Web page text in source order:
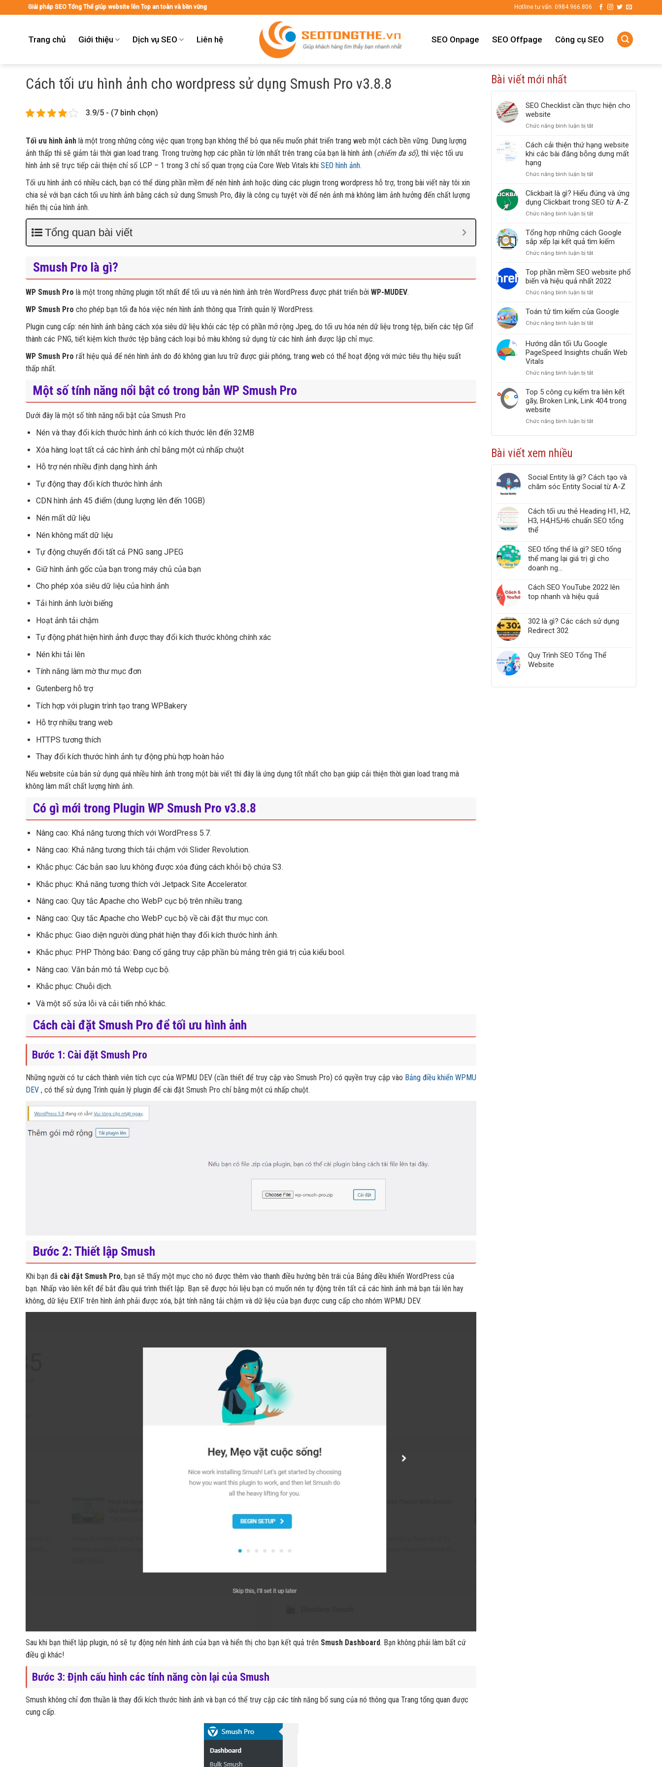
Giải pháp SEO Tổng Thể giúp website lên Top an toàn và bền vững Hotline tư vấn: 0984.966.806
Trang chủ Giới thiệu Dịch vụ SEO Liên hệ SEO Onpage SEO Offpage Công cụ SEO
Cách tối ưu hình ảnh cho wordpress sử dụng Smush Pro v3.8.8
3.9/5 - (7 bình chọn)
Tối ưu hình ảnh là một trong những công việc quan trọng bạn không thể bỏ qua nếu muốn phát triển trang web một cách bền vững. Dung lượng
ảnh thấp thì sẽ giảm tải thời gian load trang. Trong trường hợp các phần từ lớn nhất trên trang của bạn là hình ảnh (chiếm đa số), thì việc tối ưu
hình ảnh sẽ trực tiếp cải thiện chỉ số LCP – 1 trong 3 chỉ số quan trọng của Core Web Vitals khi SEO hình ảnh.
Tối ưu hình ảnh có nhiều cách, bạn có thể dùng phần mềm để nén hình ảnh hoặc dùng các plugin trong wordpress hỗ trợ, trong bài viết này tôi xin
chia sẻ với bạn cách tối ưu hình ảnh bằng cách sử dung Smush Pro, đây là công cụ tuyệt vời để nén ảnh mà không làm ảnh hưởng đến chất lượng
hiển thị của hình ảnh.
Tổng quan bài viết
Smush Pro là gì?
WP Smush Pro là một trong những plugin tốt nhất để tối ưu và nén hình ảnh trên WordPress được phát triển bởi WP-MUDEV.
WP Smush Pro cho phép bạn tối đa hóa việc nén hình ảnh thông qua Trình quản lý WordPress.
Plugin cung cấp: nén hình ảnh bằng cách xóa siêu dữ liệu khỏi các tệp có phần mở rộng Jpeg, do tối ưu hóa nén dữ liệu trong tệp, biến các tệp Gif
thành các PNG, tiết kiệm kích thước tệp bằng cách loại bỏ màu không sử dụng từ các hình ảnh được lập chỉ mục.
WP Smush Pro rất hiệu quả để nén hình ảnh do đó không gian lưu trữ được giải phóng, trang web có thể hoạt động với mức tiêu thụ hiệu suất
thấp nhất.
Một số tính năng nổi bật có trong bản WP Smush Pro
Dưới đây là một số tính năng nổi bật của Smush Pro
Nén và thay đổi kích thước hình ảnh có kích thước lên đến 32MB
Xóa hàng loạt tất cả các hình ảnh chỉ bằng một cú nhấp chuột
Hỗ trợ nén nhiều định dạng hình ảnh
Tự động thay đổi kích thước hình ảnh
CDN hình ảnh 45 điểm (dung lượng lên đến 10GB)
Nén mất dữ liệu
Nén không mất dữ liệu
Tự động chuyển đổi tất cả PNG sang JPEG
Giữ hình ảnh gốc của bạn trong máy chủ của bạn
Cho phép xóa siêu dữ liệu của hình ảnh
Tải hình ảnh lười biếng
Hoạt ảnh tải chậm
Tự động phát hiện hình ảnh được thay đổi kích thước không chính xác
Nén khi tải lên
Tính năng làm mờ thư mục đơn
Gutenberg hỗ trợ
Tích hợp với plugin trình tạo trang WPBakery
Hỗ trợ nhiều trang web
HTTPS tương thích
Thay đổi kích thước hình ảnh tự động phù hợp hoàn hảo
Nếu website của bản sử dụng quá nhiều hình ảnh trong một bài viết thì đây là ứng dụng tốt nhất cho bạn giúp cải thiện thời gian load trang mà
không làm mất chất lượng hình ảnh.
Có gì mới trong Plugin WP Smush Pro v3.8.8
Nâng cao: Khả năng tương thích với WordPress 5.7.
Nâng cao: Khả năng tương thích tải chậm với Slider Revolution.
Khắc phục: Các bản sao lưu không được xóa đúng cách khỏi bộ chứa S3.
Khắc phục: Khả năng tương thích với Jetpack Site Accelerator.
Nâng cao: Quy tắc Apache cho WebP cục bộ trên nhiều trang.
Nâng cao: Quy tắc Apache cho WebP cục bộ về cài đặt thư mục con.
Khắc phục: Giao diện người dùng phát hiện thay đổi kích thước hình ảnh.
Khắc phục: PHP Thông báo: Đang cố gắng truy cập phần bù mảng trên giá trị của kiểu bool.
Nâng cao: Văn bản mô tả Webp cục bộ.
Khắc phục: Chuỗi dịch.
Và một số sửa lỗi và cải tiến nhỏ khác.
Cách cài đặt Smush Pro để tối ưu hình ảnh
Bước 1: Cài đặt Smush Pro
Những người có tư cách thành viên tích cực của WPMU DEV (cần thiết để truy cập vào Smush Pro) có quyền truy cập vào Bảng điều khiển WPMU
DEV , có thể sử dụng Trình quản lý plugin để cài đặt Smush Pro chỉ bằng một cú nhấp chuột.
Bước 2: Thiết lập Smush
Khi bạn đã cài đặt Smush Pro, bạn sẽ thấy một mục cho nó được thêm vào thanh điều hướng bên trái của Bảng điều khiển WordPress của
bạn. Nhấp vào liên kết để bắt đầu quá trình thiết lập. Bạn sẽ được hỏi liệu bạn có muốn nén tự động trên tất cả các hình ảnh mà bạn tải lên hay
không, dữ liệu EXIF ​​trên hình ảnh phải được xóa, bật tính năng tải chậm và dữ liệu của bạn được cung cấp cho nhóm WPMU DEV.
Sau khi bạn thiết lập plugin, nó sẽ tự động nén hình ảnh của bạn và hiển thị cho bạn kết quả trên Smush Dashboard. Bạn không phải làm bất cứ
điều gì khác!
Bước 3: Định cấu hình các tính năng còn lại của Smush
Smush không chỉ đơn thuần là thay đổi kích thước hình ảnh và bạn có thể truy cập các tính năng bổ sung của nó thông qua Trang tổng quan được
cung cấp.
Bài viết mới nhất
SEO Checklist cần thực hiện cho
website
Chức năng bình luận bị tắt
Checklist
cần
thực
Cách cải thiện thứ hạng website
khi các bài đăng bỗng dưng mất
hạng
Chức năng bình luận bị tắt
cải
thiện
khi
các
dưng
mất
Clickbait là gì? Hiểu đúng và ứng
dụng Clickbait trong SEO từ A-Z
Chức năng bình luận bị tắt
là
gì?
ứng
dụng
từ
Tổng hợp những cách Google
sắp xếp lại kết quả tìm kiếm
Chức năng bình luận bị tắt
hợp
những
xếp
tìm
kiếm
Top phần mềm SEO website phổ
biến và hiệu quả nhất 2022
Chức năng bình luận bị tắt
phần
phổ
biến
2022
Toán tử tìm kiếm của Google
Chức năng bình luận bị tắt
tìm
kiếm
Hướng dẫn tối Ưu Google
PageSpeed Insights chuẩn Web
Vitals
Chức năng bình luận bị tắt
dẫn
tối
Top 5 công cụ kiểm tra liên kết
gãy, Broken Link, Link 404 trong
website
Chức năng bình luận bị tắt
5
kiểm
liên
kết
Link,
Link
website
Bài viết xem nhiều
Social Entity là gì? Cách tạo và
chăm sóc Entity Social từ A-Z
Cách tối ưu thẻ Heading H1, H2,
H3, H4,H5,H6 chuẩn SEO tổng
thể
SEO tổng thể là gì? SEO tổng
thể mang lại giá trị gì cho
doanh ng...
Cách SEO YouTube 2022 lên
top nhanh và hiệu quả
302 là gì? Các cách sử dụng
Redirect 302
Quy Trình SEO Tổng Thể
Website